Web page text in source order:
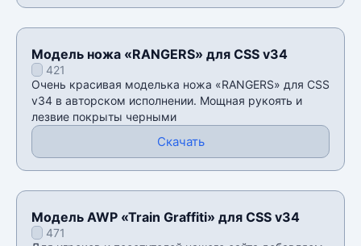
Модель ножа «RANGERS» для CSS v34
421
Очень красивая моделька ножа «RANGERS» для CSS
v34 в авторском исполнении. Мощная рукоять и
лезвие покрыты черными
Скачать
Модель AWP «Train Graffiti» для CSS v34
471